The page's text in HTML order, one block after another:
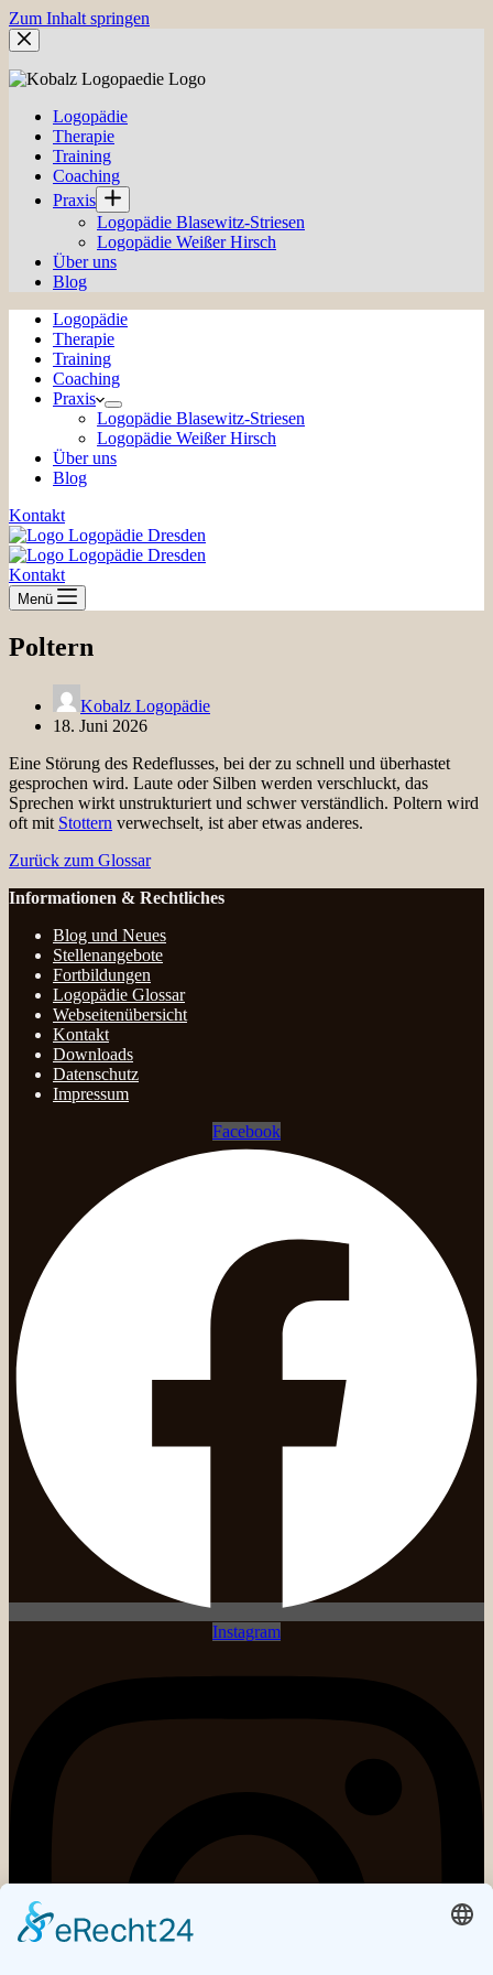
Zum Inhalt springen
Logopädie
Therapie
Training
Coaching
Praxis
Logopädie Blasewitz-Striesen
Logopädie Weißer Hirsch
Über uns
Blog
Logopädie
Therapie
Training
Coaching
Praxis
Logopädie Blasewitz-Striesen
Logopädie Weißer Hirsch
Über uns
Blog
Kontakt
Kontakt
Menü
Poltern
Kobalz Logopädie
18. Juni 2026
Eine Störung des Redeflusses, bei der zu schnell und überhastet
gesprochen wird. Laute oder Silben werden verschluckt, das
Sprechen wirkt unstrukturiert und schwer verständlich. Poltern wird
oft mit Stottern verwechselt, ist aber etwas anderes.
Zurück zum Glossar
Informationen & Rechtliches
Blog und Neues
Stellenangebote
Fortbildungen
Logopädie Glossar
Webseitenübersicht
Kontakt
Downloads
Datenschutz
Impressum
Facebook
Instagram